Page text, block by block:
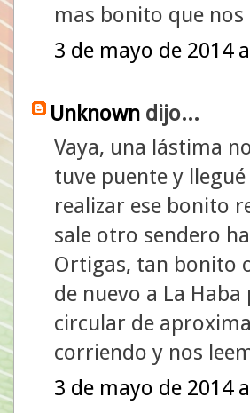
mas bonito que nos
3 de mayo de 2014
Unknown dijo...
Vaya, una lástima
tuve puente y
realizar ese bonito
sale otro sendero
Ortigas, tan bonito
de nuevo a La
circular de
corriendo y nos
3 de mayo de 2014